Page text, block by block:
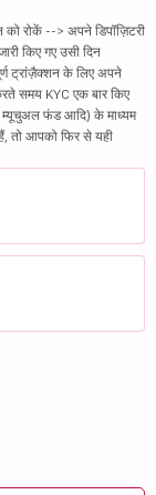
रोकें --> अपने डिपॉज़िटरी
किए गए उसी दिन
ट्रांज़ैक्शन के लिए अपने
समय KYC एक बार किए
म्यूचुअल फंड आदि) के माध्यम
तो आपको फिर से यही